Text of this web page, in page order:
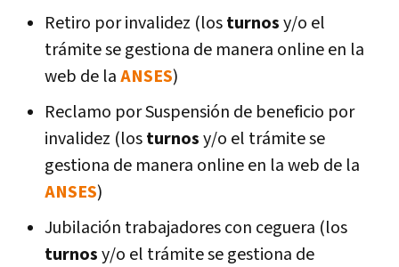
Retiro por invalidez (losturnosy/o el
trámite se gestiona de manera online en la
web de laANSES)
Reclamo por Suspensión de beneficio por
invalidez (losturnosy/o el trámite se
gestiona de manera online en la web de la
ANSES)
Jubilación trabajadores con ceguera (los
turnosy/o el trámite se gestiona de